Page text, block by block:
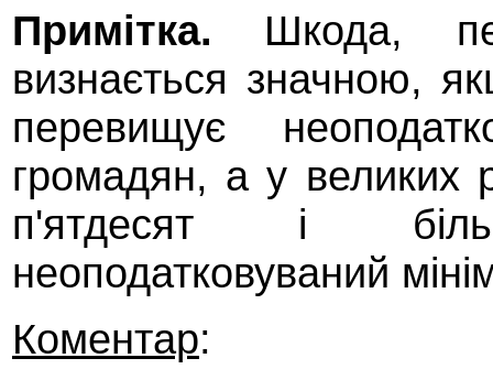
Примітка.
Шкода,
визнається значною,
перевищує
громадян, а у великих
п'ятдесят і
неоподатковуваний
Коментар: